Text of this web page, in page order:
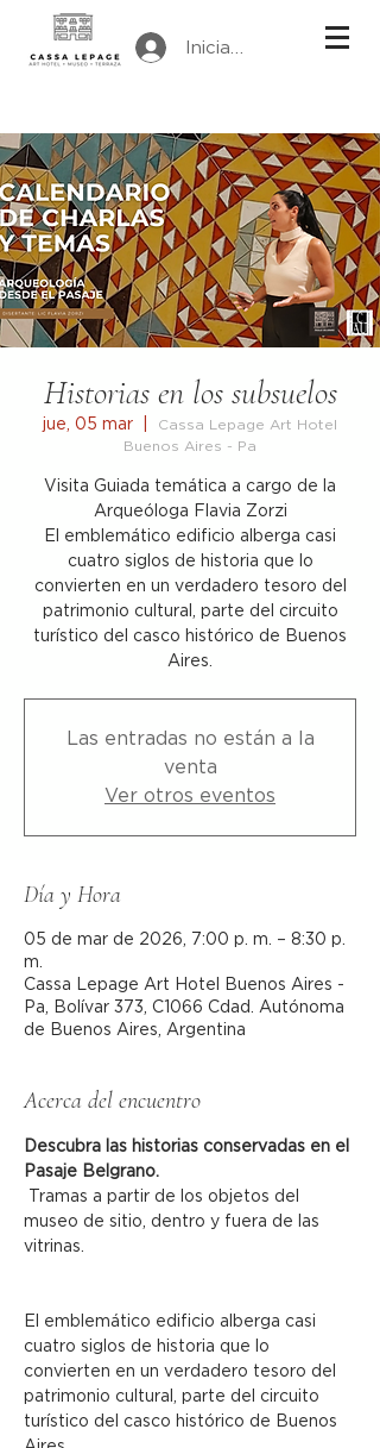
Iniciar sesión
Historias en los subsuelos
jue, 05 mar
Cassa Lepage Art Hotel
Buenos Aires - Pa
Visita Guiada temática a cargo de la
Arqueóloga Flavia Zorzi
El emblemático edificio alberga casi
cuatro siglos de historia que lo
convierten en un verdadero tesoro del
patrimonio cultural, parte del circuito
turístico del casco histórico de Buenos
Aires.
Las entradas no están a la
venta
Ver otros eventos
Día y Hora
05 de mar de 2026, 7:00 p. m. – 8:30 p.
m.
Cassa Lepage Art Hotel Buenos Aires -
Pa, Bolívar 373, C1066 Cdad. Autónoma
de Buenos Aires, Argentina
Acerca del encuentro
Descubra las historias conservadas en el
Pasaje Belgrano.
museo de sitio, dentro y fuera de las
vitrinas.
El emblemático edificio alberga casi
cuatro siglos de historia que lo
convierten en un verdadero tesoro del
patrimonio cultural, parte del circuito
turístico del casco histórico de Buenos